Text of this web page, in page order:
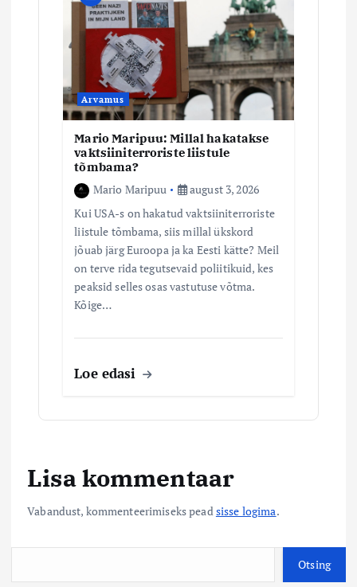
Arvamus
Mario Maripuu: Millal hakatakse
vaktsiiniterroriste liistule
tõmbama?
Mario Maripuu
august 3, 2026
Kui USA-s on hakatud vaktsiiniterroriste
liistule tõmbama, siis millal ükskord
jõuab järg Euroopa ja ka Eesti kätte? Meil
on terve rida tegutsevaid poliitikuid, kes
peaksid selles osas vastutuse võtma.
Kõige…
Loe edasi
Lisa kommentaar
Vabandust, kommenteerimiseks peadsisse logima.
Otsing